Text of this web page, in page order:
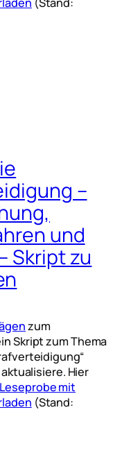
(Stand:
–
und
Skript zu
zum
Skript zum Thema
Hier
Leseprobe mit
(Stand: